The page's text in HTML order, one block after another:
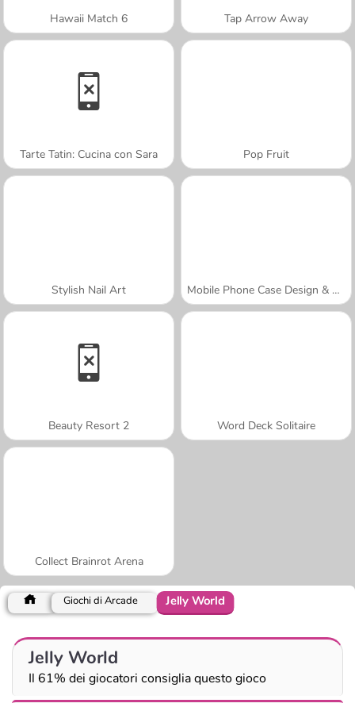
Hawaii Match 6 Tap Arrow Away
Tarte Tatin: Cucina con Sara Pop Fruit
Stylish Nail Art Mobile Phone Case Design & DIY
Beauty Resort 2 Word Deck Solitaire
Collect Brainrot Arena
Giochi di Arcade Jelly World
Jelly World
Il 61% dei giocatori consiglia questo gioco